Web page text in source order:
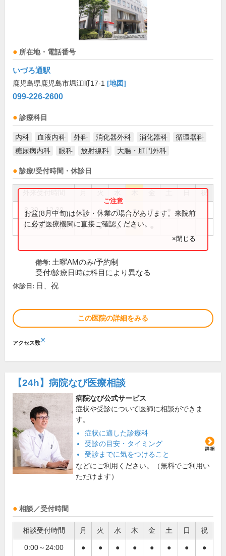
所在地・電話番号
いづろ通駅
鹿児島県鹿児島市堀江町17-1 [地図]
099-226-2600
診療科目
内科 血液内科 外科 消化器外科 消化器科
循環器科
糖尿病内科
眼科 放射線科 大腸・肛門外科
診療/受付時間・休診日
祝
8:30～12:30 ● ● ● ● ●
14:00～17:30 ● ● ● ●
お盆(8月中旬)は休診・休業の場合があります。来院前
に必ず医療機関に直接ご確認ください。
×閉じる
備考: 土曜AMのみ/予約制
受付/診療日時は科目により異なる
休診日: 日、祝
この医院の詳細をみる
アクセス数※
【24h】 病院なび医療相談
病院なび公式サービス
症状や受診について医師に相談ができま
す。
症状に適した診療科
受診の目安・タイミング
受診までに気をつけること
などにご利用ください。（無料でご利用い
ただけます）
相談／受付時間
相談受付時間 月 火 水 木 金 土 日 祝
0:00～24:00 ● ● ● ● ● ● ● ●